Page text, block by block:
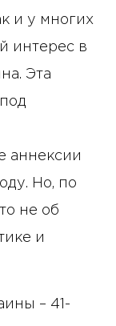
и у многих
интерес в
Эта
аннексии
Но, по
не об
и
– 41-